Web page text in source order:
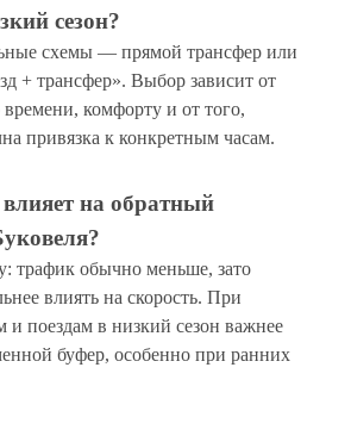
сезон?
схемы — прямой трансфер или
+ трансфер». Выбор зависит от
комфорту и от того,
привязка к конкретным часам.
на обратный
трафик обычно меньше, зато
влиять на скорость. При
и поездам в низкий сезон важнее
буфер, особенно при ранних